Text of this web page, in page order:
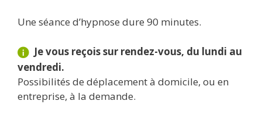
Une séance d’hypnose dure 90 minutes.
Je vous reçois sur rendez-vous, du lundi au
vendredi.
Possibilités de déplacement à domicile, ou en
entreprise, à la demande.